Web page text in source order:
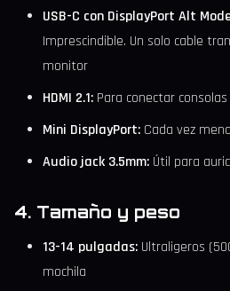
USB-C con DisplayPort Alt
Imprescindible. Un solo cable
monitor
HDMI 2.1: Para conectar
Mini DisplayPort: Cada vez
Audio jack 3.5mm: Útil para
4. Tamaño y peso
13-14 pulgadas: Ultraligeros
mochila